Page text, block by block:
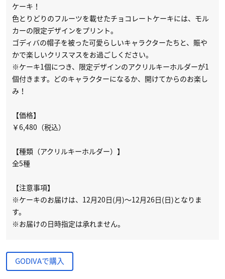
ケーキ！
色とりどりのフルーツを載せたチョコレートケーキには、モル
カーの限定デザインをプリント。
ゴディバの帽子を被った可愛らしいキャラクターたちと、賑や
かで楽しいクリスマスをお過ごしください。
※ケーキ1個につき、限定デザインのアクリルキーホルダーが1
個付きます。どのキャラクターになるか、開けてからのお楽し
み！
【価格】
￥6,480（税込）
【種類（アクリルキーホルダー）】
全5種
【注意事項】
※ケーキのお届けは、12月20日(月)～12月26日(日)となりま
す。
※お届けの日時指定は承れません。
GODIVAで購入